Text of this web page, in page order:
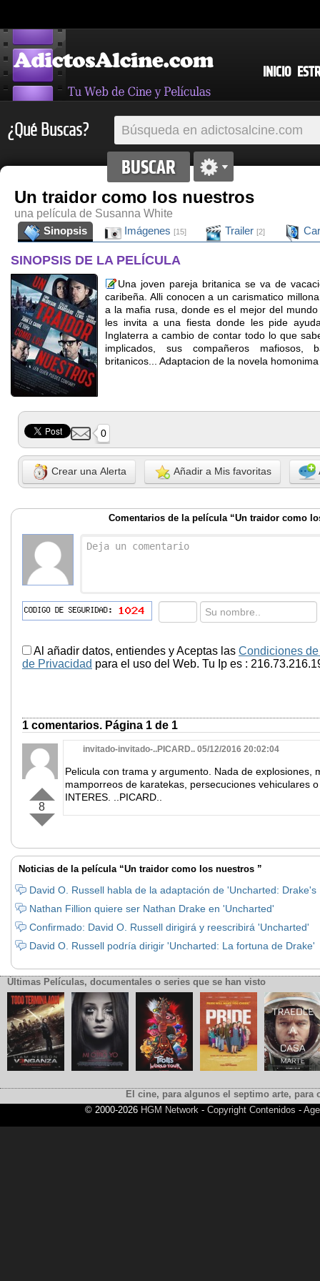
INICIO
¿Qué Buscas?
Un traidor como los nuestros
una película de Susanna White
Sinopsis
Imágenes [15] Trailer [2]
SINOPSIS DE LA PELÍCULA
Una joven pareja britanica se va de
caribeña. Alli conocen a un carismatico
a la mafia rusa, donde es el mejor del
les invita a una fiesta donde les pide
Inglaterra a cambio de contar todo lo que
implicados, sus compañeros mafiosos,
britanicos... Adaptacion de la novela
0
Crear una Alerta Añadir a Mis favoritas
Comentarios de la película “Un traidor como
Al añadir datos, entiendes y Aceptas las Condiciones
de Privacidad para el uso del Web. Tu Ip es :
1 comentarios. Página 1 de 1
8
invitado-invitado-..PICARD.. 05/12/2016 20:02:04
Pelicula con trama y argumento. Nada de explosiones,
mamporreos de karatekas, persecuciones vehiculares
INTERES. ..PICARD..
Noticias de la película “Un traidor como los nuestros ”
David O. Russell habla de la adaptación de 'Uncharted: Drake's
Nathan Fillion quiere ser Nathan Drake en 'Uncharted'
Confirmado: David O. Russell dirigirá y reescribirá 'Uncharted'
David O. Russell podría dirigir 'Uncharted: La fortuna de Drake'
Últimas Películas, documentales o series que se han visto
El cine, para algunos el septimo arte,
© 2000-2026 HGM Network- Copyright Contenidos -